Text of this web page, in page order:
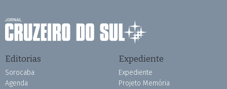
Editorias
Sorocaba
Agenda
Expediente
Expediente
Projeto Memória